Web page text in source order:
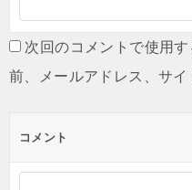
次回のコメントで使用
前、メールアドレス、サイ
コメント